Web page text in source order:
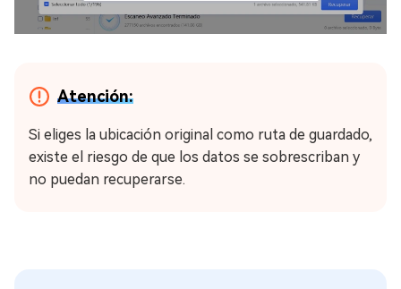
Atención:
Si eliges la ubicación original como ruta de guardado,
existe el riesgo de que los datos se sobrescriban y
no puedan recuperarse.